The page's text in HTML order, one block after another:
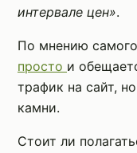
интервале цен».
По мнению
просто и
трафик на сайт,
камни.
Стоит ли